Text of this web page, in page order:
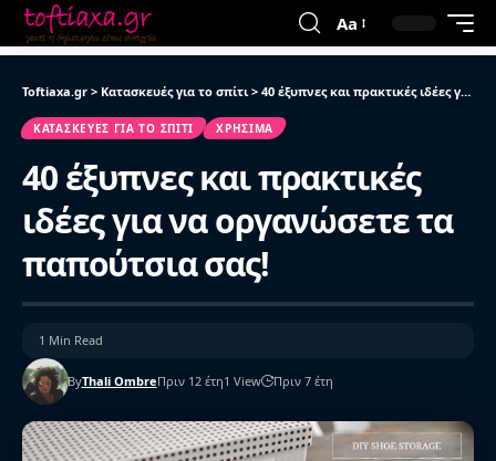
Aa
Toftiaxa.gr > Κατασκευές για το σπίτι> 40 έξυπνες και πρακτικές ιδέες για να οργανώσετε τα παπούτσια σας!
ΚΑΤΑΣΚΕΥΈΣ ΓΙΑ ΤΟ ΣΠΊΤΙ ΧΡΉΣΙΜΑ
40 έξυπνες και πρακτικές
ιδέες για να οργανώσετε τα
παπούτσια σας!
ByThali OmbreΠριν 12 έτη1 View Πριν 7 έτη
1 Min Read